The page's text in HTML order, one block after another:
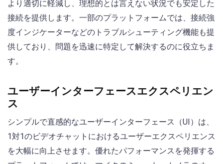
より適切に軽減し、理想的とは言えない状況でも安定した
接続を提供します。一部のプラットフォームでは、接続強
度インジケーターなどのトラブルシューティング機能も提
供しており、問題を迅速に特定して解決するのに役立ちま
す。
ユーザーインターフェースエクスペリエン
ス
シンプルで直感的なユーザーインターフェース（UI）は、
1対1のビデオチャットにおけるユーザーエクスペリエンス
を大幅に向上させます。優れたパフォーマンスを発揮する